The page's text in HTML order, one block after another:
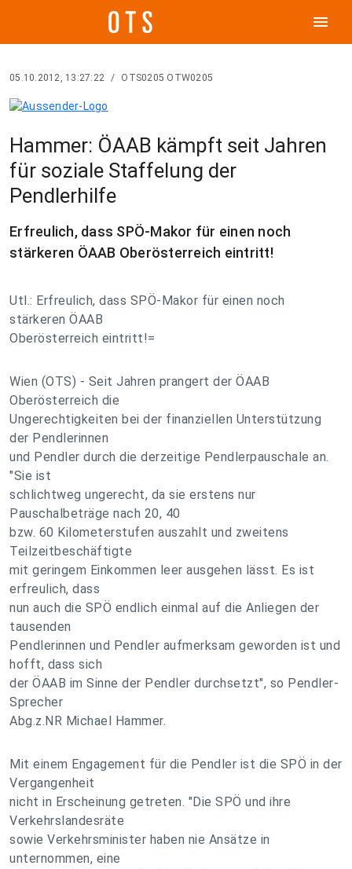
menu
05.10.2012, 13:27:22 / OTS0205 OTW0205
Hammer: ÖAAB kämpft seit Jahren
für soziale Staffelung der
Pendlerhilfe
Erfreulich, dass SPÖ-Makor für einen noch
stärkeren ÖAAB Oberösterreich eintritt!
Utl.: Erfreulich, dass SPÖ-Makor für einen noch
stärkeren ÖAAB
Oberösterreich eintritt!=
Wien (OTS) - Seit Jahren prangert der ÖAAB
Oberösterreich die
Ungerechtigkeiten bei der finanziellen Unterstützung
der Pendlerinnen
und Pendler durch die derzeitige Pendlerpauschale an.
"Sie ist
schlichtweg ungerecht, da sie erstens nur
Pauschalbeträge nach 20, 40
bzw. 60 Kilometerstufen auszahlt und zweitens
Teilzeitbeschäftigte
mit geringem Einkommen leer ausgehen lässt. Es ist
erfreulich, dass
nun auch die SPÖ endlich einmal auf die Anliegen der
tausenden
Pendlerinnen und Pendler aufmerksam geworden ist und
hofft, dass sich
der ÖAAB im Sinne der Pendler durchsetzt", so Pendler-
Sprecher
Abg.z.NR Michael Hammer.
Mit einem Engagement für die Pendler ist die SPÖ in der
Vergangenheit
nicht in Erscheinung getreten. "Die SPÖ und ihre
Verkehrslandesräte
sowie Verkehrsminister haben nie Ansätze in
unternommen, eine